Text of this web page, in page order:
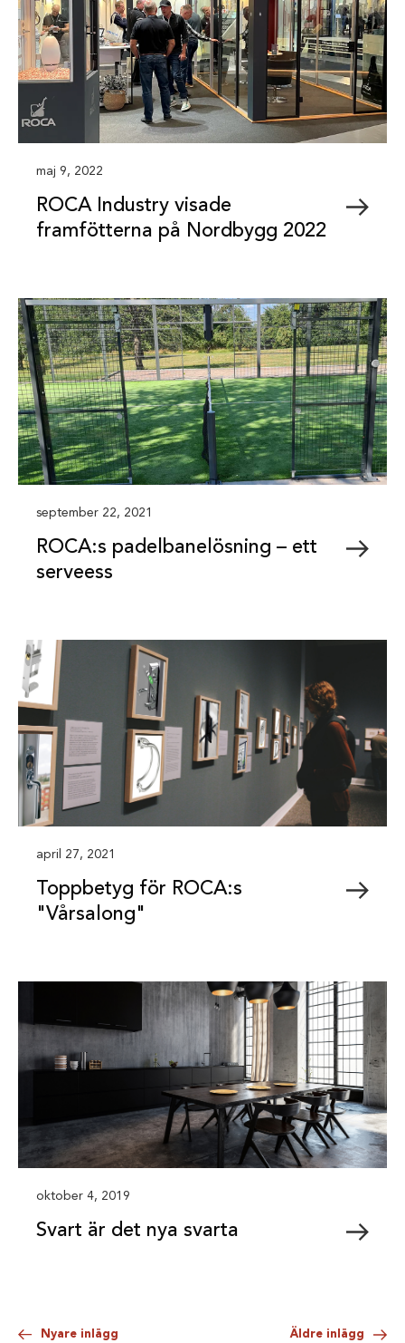
maj 9, 2022
ROCA Industry visade
framfötterna på Nordbygg 2022
september 22, 2021
ROCA:s padelbanelösning – ett
serveess
april 27, 2021
Toppbetyg för ROCA:s
"Vårsalong"
oktober 4, 2019
Svart är det nya svarta
Nyare inlägg Äldre inlägg